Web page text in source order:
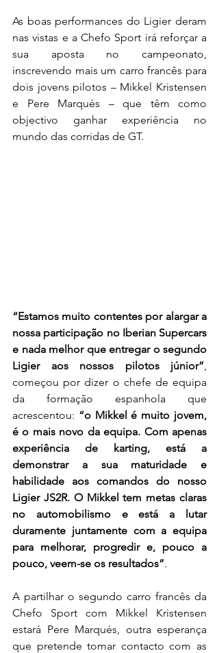
As boas performances do Ligier deram
nas vistas e a Chefo Sport irá reforçar a
sua aposta no campeonato,
inscrevendo mais um carro francês para
dois jovens pilotos – Mikkel Kristensen
e Pere Marqués – que têm como
objectivo ganhar experiência no
mundo das corridas de GT.
“Estamos muito contentes por alargar a
nossa participação no Iberian Supercars
e nada melhor que entregar o segundo
Ligier aos nossos pilotos júnior”
começou por dizer o chefe de equipa
da formação espanhola que
acrescentou: “o Mikkel é muito jovem,
é o mais novo da equipa. Com apenas
experiência de karting, está a
demonstrar a sua maturidade e
habilidade aos comandos do nosso
Ligier JS2R. O Mikkel tem metas claras
no automobilismo e está a lutar
duramente juntamente com a equipa
para melhorar, progredir e, pouco a
pouco, veem-se os resultados”.
A partilhar o segundo carro francês da
Chefo Sport com Mikkel Kristensen
estará Pere Marqués, outra esperança
que pretende tomar contacto com as